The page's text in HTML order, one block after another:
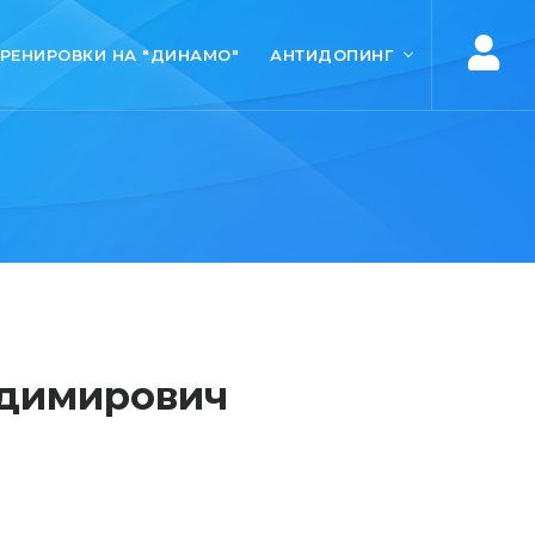
НА "ДИНАМО" АНТИДОПИНГ